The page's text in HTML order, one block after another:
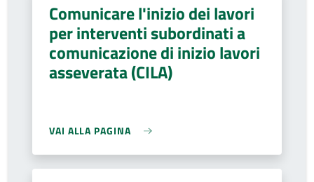
Comunicare l'inizio dei lavori
per interventi subordinati a
comunicazione di inizio lavori
asseverata (CILA)
VAI ALLA PAGINA